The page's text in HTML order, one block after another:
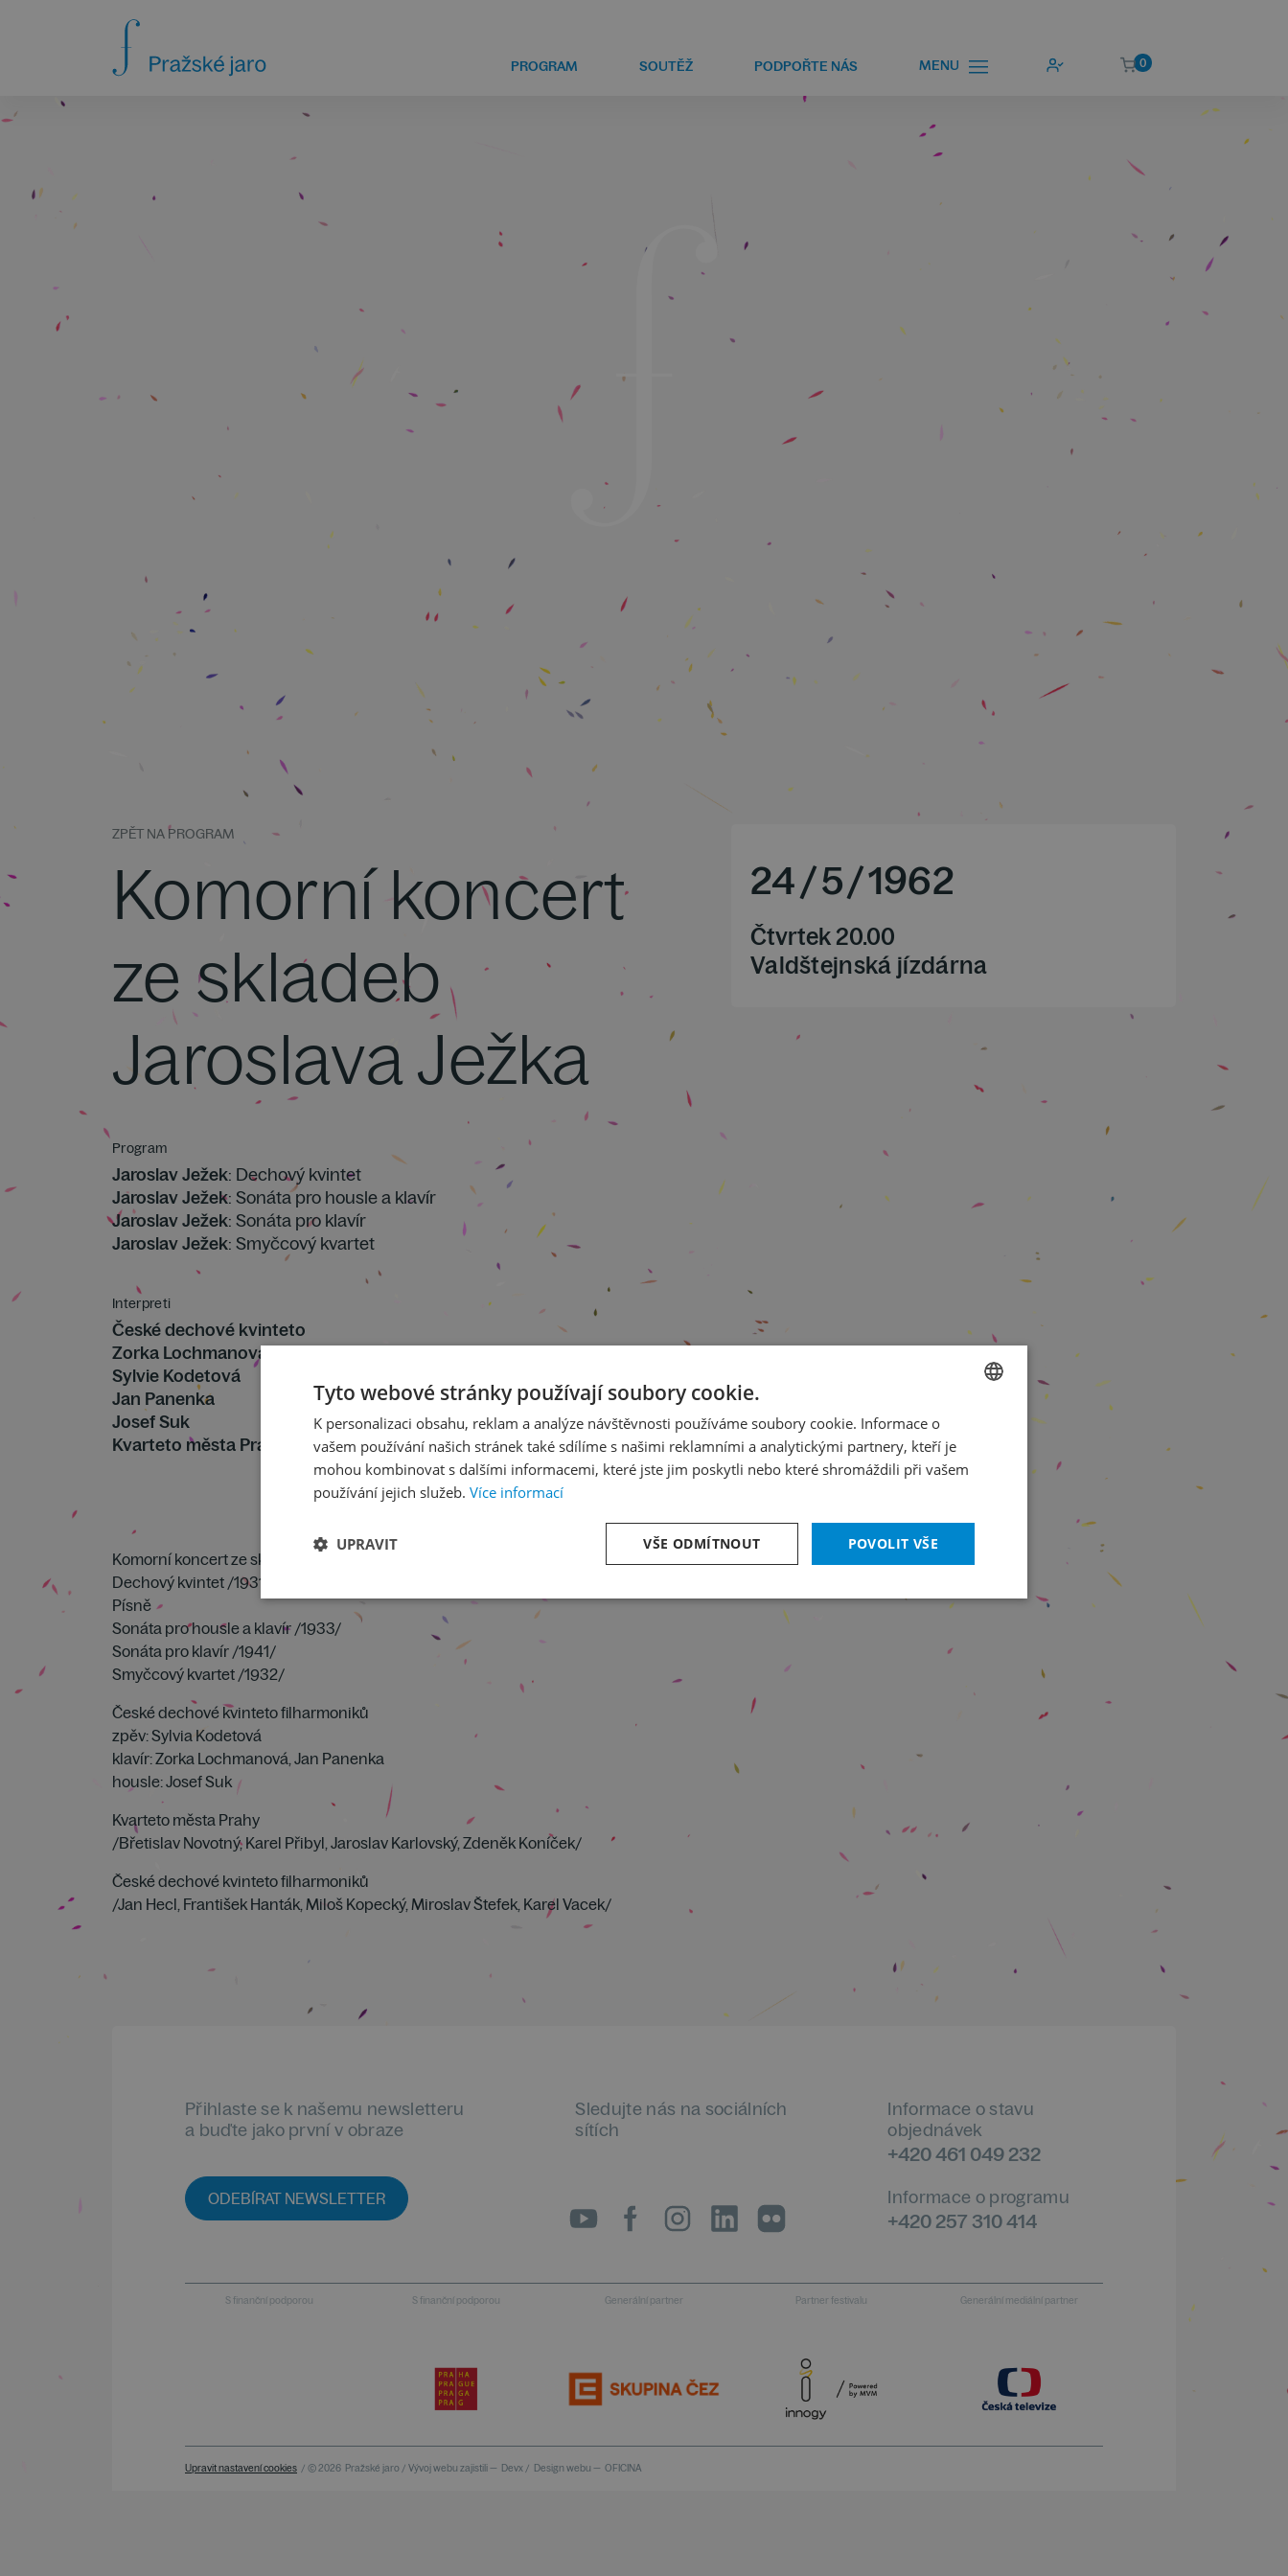
PROGRAM SOUTĚŽ PODPOŘTE NÁS MENU 0
ZPĚT NA PROGRAM
Komorní koncert
ze skladeb
Jaroslava Ježka
Program
Jaroslav Ježek: Dechový kvintet
Jaroslav Ježek: Sonáta pro housle a klavír
Jaroslav Ježek: Sonáta pro klavír
Jaroslav Ježek: Smyčcový kvartet
Interpreti
České dechové kvinteto
Zorka Lochmanová
Sylvie Kodetová
Jan Panenka
Josef Suk
Kvarteto města Prahy
24/5/1962
Čtvrtek 20.00
Valdštejnská jízdárna
Komorní koncert ze skladeb Jaroslava Ježka
Dechový kvintet /1931/
Písně
Sonáta pro housle a klavír /1933/
Sonáta pro klavír /1941/
Smyčcový kvartet /1932/
České dechové kvinteto filharmoniků
zpěv: Sylvia Kodetová
klavír: Zorka Lochmanová, Jan Panenka
housle: Josef Suk
Kvarteto města Prahy
/Břetislav Novotný, Karel Přibyl, Jaroslav Karlovský, Zdeněk Koníček/
České dechové kvinteto filharmoniků
/Jan Hecl, František Hanták, Miloš Kopecký, Miroslav Štefek, Karel Vacek/
Přihlaste se k našemu newsletteru
a buďte jako první v obraze
ODEBÍRAT NEWSLETTER
Sledujte nás na sociálních
sítích
Informace o stavu
objednávek
+420 461 049 232
Informace o programu
+420 257 310 414
S finanční podporou S finanční podporou Generální partner Partner festivalu Generální mediální partner
Upravit nastavení cookies / © 2026 Pražské jaro / Vývoj webu zajistili — Devx / Design webu — OFICINA
ENGLISH
Tyto webové stránky používají soubory cookie.
K personalizaci obsahu, reklam a analýze návštěvnosti používáme soubory cookie. Informace o
vašem používání našich stránek také sdílíme s našimi reklamními a analytickými partnery, kteří je
mohou kombinovat s dalšími informacemi, které jste jim poskytli nebo které shromáždili při vašem
používání jejich služeb. Více informací
POVOLIT VŠE
VŠE ODMÍTNOUT
UPRAVIT